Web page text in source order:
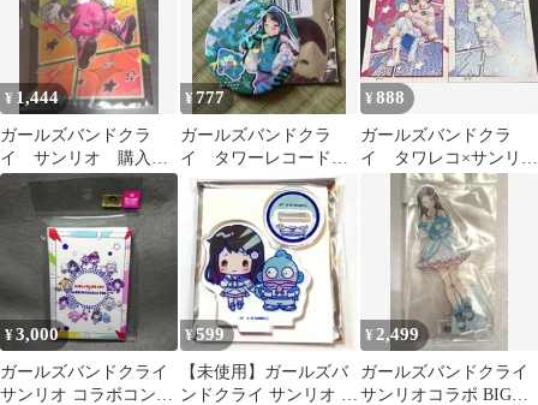
ガルクラ 新品 未開封品
正規品 Proxy OK
クリルキーホルダー 01.
等身デザイン(コラボイ
ラスト)」
¥ 1,444
ガールズバンドクラ
イ サンリオ 購入特
典ポストカード 安和
すばる ハローキティ
¥777
ガールズバンドクラ
イ タワーレコード
サンリオ 缶バッジ
リン
¥888
ガールズバンドクラ
イ タワレコ×サンリオ
コラボ 購入特典
ナナ アイ
¥3,000
ガールズバンドクライ
サンリオ コラボコンパ
¥599
【未使用】ガールズバ
ンドクライ サンリオ ア
¥ 2,499
ガールズバンドクライ
サンリオコラボ BIGア